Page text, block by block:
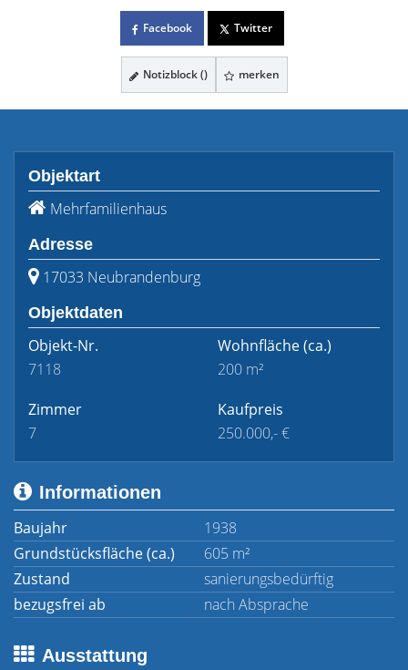
Facebook Twitter
Notizblock () merken
Objektart
Mehrfamilienhaus
Adresse
17033 Neubrandenburg
Objektdaten
Objekt-Nr.
7118
Wohnfläche(ca.)
200 m²
Zimmer
7
Kaufpreis
250.000,- €
Informationen
Baujahr
1938
Grundstücksfläche (ca.)
605 m²
Zustand
sanierungsbedürftig
bezugsfrei ab
nach Absprache
Ausstattung